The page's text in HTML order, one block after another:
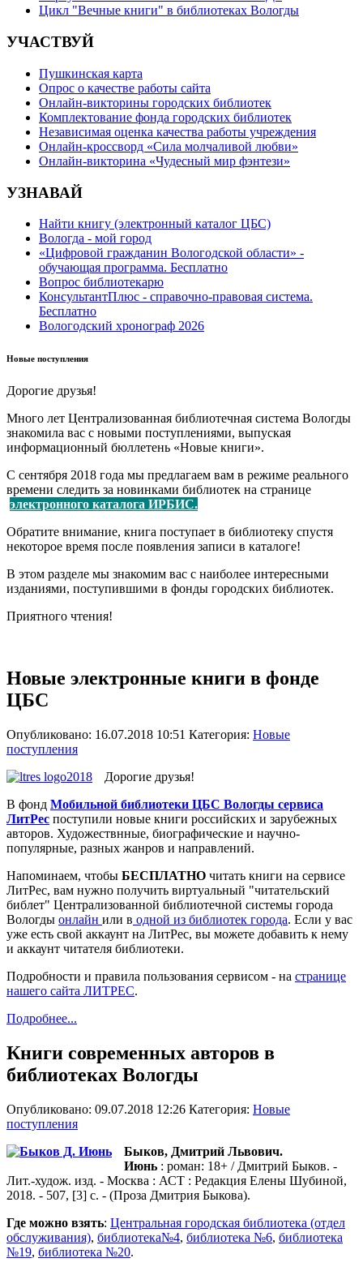
Цикл "Вечные книги" в библиотеках Вологды
УЧАСТВУЙ
Пушкинская карта
Опрос о качестве работы сайта
Онлайн-викторины городских библиотек
Комплектование фонда городских библиотек
Независимая оценка качества работы учреждения
Онлайн-кроссворд «Сила молчаливой любви»
Онлайн-викторина «Чудесный мир фэнтези»
УЗНАВАЙ
Найти книгу (электронный каталог ЦБС)
Вологда - мой город
«Цифровой гражданин Вологодской области» -
обучающая программа. Бесплатно
Вопрос библиотекарю
КонсультантПлюс - справочно-правовая система.
Бесплатно
Вологодский хронограф 2026
Новые поступления
Дорогие друзья!
Много лет Централизованная библиотечная система Вологды
знакомила вас с новыми поступлениями, выпуская
информационный бюллетень «Новые книги».
С сентября 2018 года мы предлагаем вам в режиме реального
времени следить за новинками библиотек на странице
электронного каталога ИРБИС.
Обратите внимание, книга поступает в библиотеку спустя
некоторое время после появления записи в каталоге!
В этом разделе мы знакомим вас с наиболее интересными
изданиями, поступившими в фонды городских библиотек.
Приятного чтения!
Новые электронные книги в фонде
ЦБС
Опубликовано: 16.07.2018 10:51 Категория: Новые
поступления
Дорогие друзья!
В фонд Мобильной библиотеки ЦБС Вологды сервиса
ЛитРес поступили новые книги российских и зарубежных
авторов. Художествнные, биографические и научно-
популярные, разных жанров и направлений.
Напоминаем, чтобы БЕСПЛАТНО читать книги на сервисе
ЛитРес, вам нужно получить виртуальный "читательский
библет" Централизованной библиотечной системы города
Вологды онлайн или в одной из библиотек города. Если у вас
уже есть свой аккаунт на ЛитРес, вы можете добавить к нему
и аккаунт читателя библиотеки.
Подробности и правила пользования сервисом - на странице
нашего сайта ЛИТРЕС.
Подробнее...
Книги современных авторов в
библиотеках Вологды
Опубликовано: 09.07.2018 12:26 Категория: Новые
поступления
Быков, Дмитрий Львович.
Июнь : роман: 18+ / Дмитрий Быков. -
Лит.-худож. изд. - Mосква : АСТ : Редакция Елены Шубиной,
2018. - 507, [3] с. - (Проза Дмитрия Быкова).
Где можно взять: Центральная городская библиотека (отдел
обслуживания), библиотека№4, библиотека №6, библиотека
№19, библиотека №20.